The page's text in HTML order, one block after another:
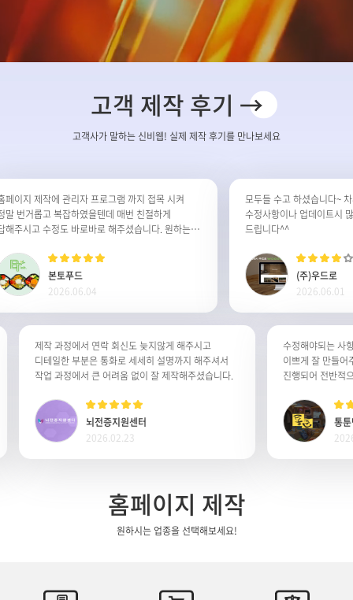
고객 제작 후기 →
고객사가 말하는 신비웹! 실제 제작 후기를 만나보세요
지 제작에 관리자 프로그램 까지 접목 시켜
거롭고 복잡하였을텐데 매번 친절하게
시고 수정도 바로바로 해주셨습니다. 원하는
니다.
본토푸드
2026.06.04
모두들 수고 하셨습니다~ 차후
수정사항이나 업데이트시 많은
드립니다^^
(주)우드로
2026.06.01
제작 과정에서 연락 회신도 늦지않게 해주시고
디테일한 부분은 통화로 세세히 설명까지 해주셔서
작업 과정에서 큰 어려움 없이 잘 제작해주셨습니다.
뇌전증지원센터
2026.02.23
수정해야되
이쁘게 잘 만
홈페이지 제작
원하시는 업종을 선택해보세요!